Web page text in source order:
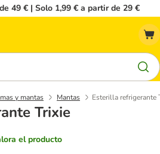
49 € | Solo 1,99 € a partir de 29 €
y mantas Mantas Esterilla refrigerante
Trixie
el producto